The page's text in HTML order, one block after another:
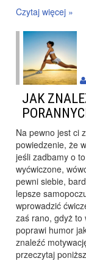
Czytaj więcej »
JAK
Na pewno jest ci
powiedzenie, że
jeśli zadbamy o
wyćwiczone,
pewni siebie,
lepsze
wprowadzić
zaś rano, gdyż to
poprawi humor
znaleźć
przeczytaj